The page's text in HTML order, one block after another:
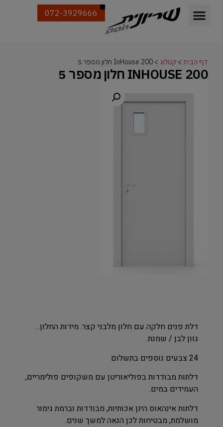
072-3929666
דף הבית > קטלוג > InHouse 200 חלון מספר 5
INHOUSE 200 חלון מספר 5
דלת פנים חלקה עם חלון מלבני קצר. מידות החלון…
גוון לבן / שמנת.
24 צבעים נוספים בתשלום
דלתות מבודדות בפוליאוריטן עם משקופים פולימריים,
העמידים במים.
דלתות אינהאוס הינן אכותיות, מבודדות וברמת גימור
מושלמת, מבטיחות לכן הנאה למשך שנים.